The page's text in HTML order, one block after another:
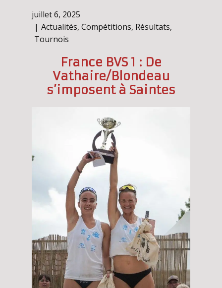
juillet 6, 2025
Actualités, Compétitions, Résultats,
Tournois
France BVS 1 : De
Vathaire/Blondeau
s’imposent à Saintes